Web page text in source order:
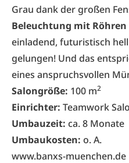
Grau dank der großen
Beleuchtung mit Röhren
einladend, futuristisch
gelungen! Und das
eines anspruchsvollen
Salongröße: 100 m2
Einrichter: Teamwork
Umbauzeit: ca. 8 Monate
Umbaukosten: o. A.
www.banxs-muenchen.de